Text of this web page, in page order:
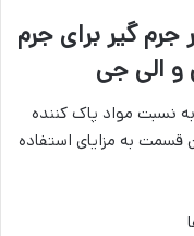
گیر برای جرم
الی جی
نسبت مواد پاک کننده
به مزایای استفاده